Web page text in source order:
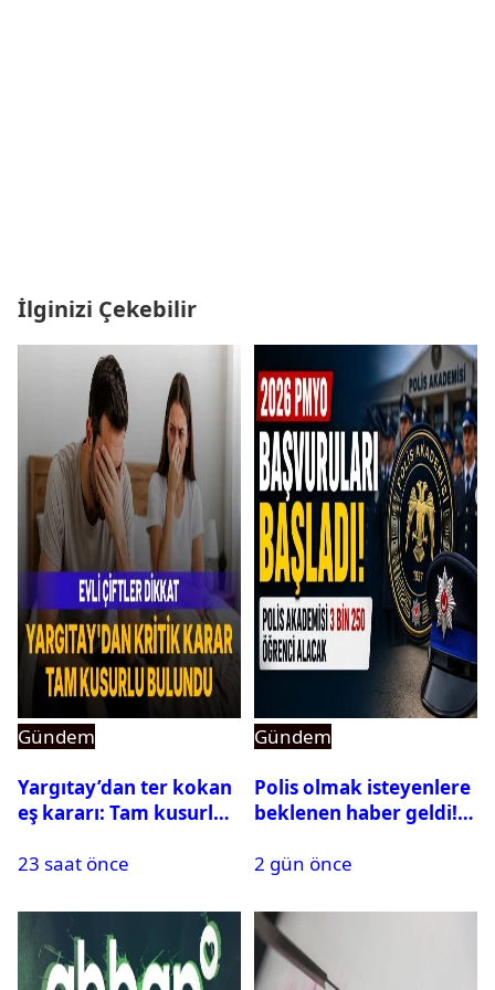
İlginizi Çekebilir
Gündem
Yargıtay’dan ter kokan
eş kararı: Tam kusurlu
23 saat önce
Gündem
Polis olmak isteyenlere
beklenen haber geldi!
2 gün önce